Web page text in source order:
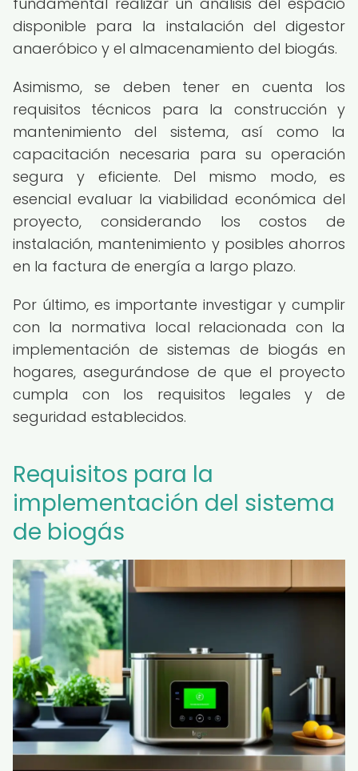
disponible para la instalación del digestor
anaeróbico y el almacenamiento del biogás.
Asimismo, se deben tener en cuenta los
requisitos técnicos para la construcción y
mantenimiento del sistema, así como la
capacitación necesaria para su operación
segura y eficiente. Del mismo modo, es
esencial evaluar la viabilidad económica del
proyecto, considerando los costos de
instalación, mantenimiento y posibles ahorros
en la factura de energía a largo plazo.
Por último, es importante investigar y cumplir
con la normativa local relacionada con la
implementación de sistemas de biogás en
hogares, asegurándose de que el proyecto
cumpla con los requisitos legales y de
seguridad establecidos.
Requisitos para la
implementación del sistema
de biogás